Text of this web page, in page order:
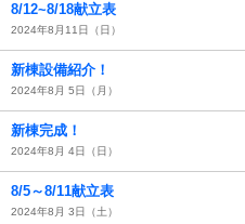
8/12~8/18献立表
2024年8月11日（日）
新棟設備紹介！
2024年8月 5日（月）
新棟完成！
2024年8月 4日（日）
8/5～8/11献立表
2024年8月 3日（土）